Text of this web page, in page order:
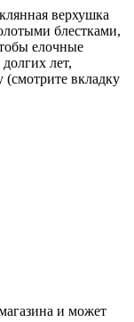
верхушка
блестками,
елочные
лет,
(смотрите вкладку
и может